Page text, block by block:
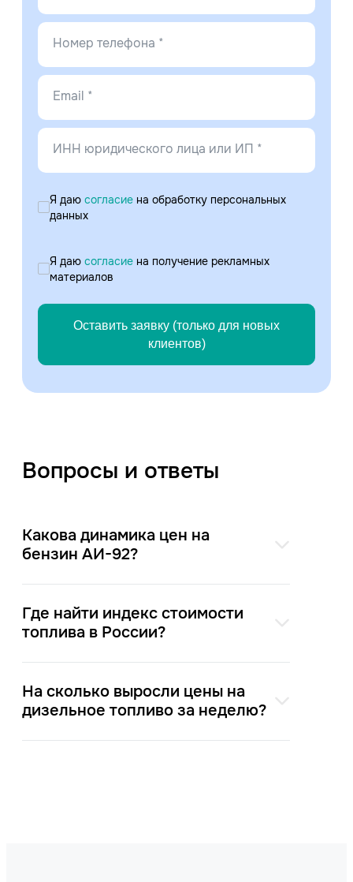
Номер телефона *
Email *
ИНН юридического лица или ИП *
Я даю согласие на обработку персональных
данных
Я даю согласие на получение рекламных
материалов
Оставить заявку (только для новых
клиентов)
Вопросы и ответы
Какова динамика цен на
бензин АИ-92?
Где найти индекс стоимости
топлива в России?
На сколько выросли цены на
дизельное топливо за неделю?